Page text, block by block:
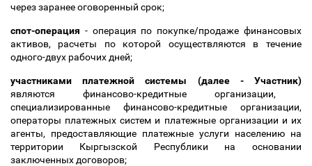
через заранее оговоренный срок;
спот-операция - операция по покупке/продаже финансовых
активов, расчеты по которой осуществляются в течение
одного-двух рабочих дней;
участниками платежной системы (далее - Участник)
являются финансово-кредитные организации,
специализированные финансово-кредитные организации,
операторы платежных систем и платежные организации и их
агенты, предоставляющие платежные услуги населению на
территории Кыргызской Республики на основании
заключенных договоров;